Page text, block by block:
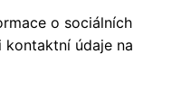
o sociálních
údaje na